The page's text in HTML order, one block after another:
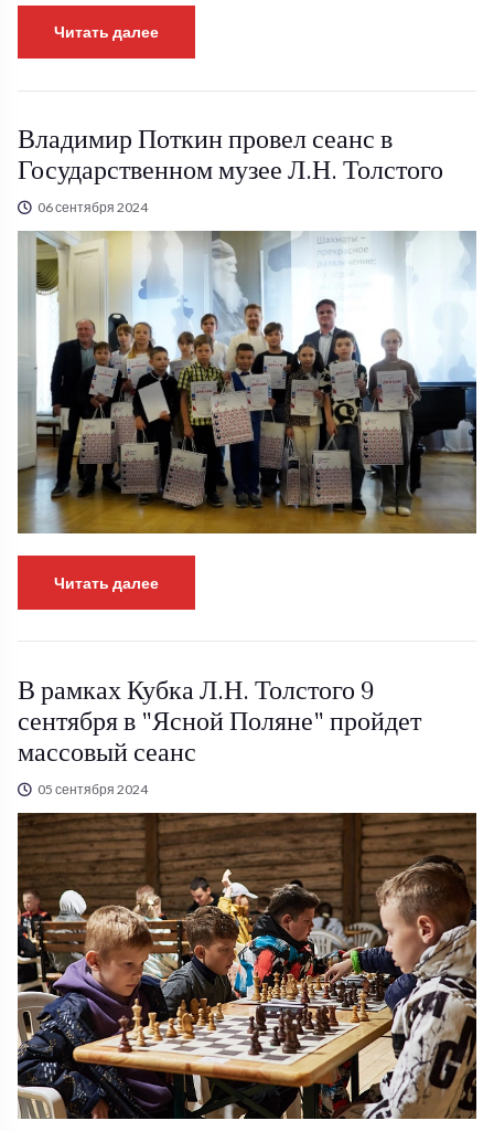
Читать далее
Владимир Поткин провел сеанс в
Государственном музее Л.Н. Толстого
06 сентября 2024
Читать далее
В рамках Кубка Л.Н. Толстого 9
сентября в "Ясной Поляне" пройдет
массовый сеанс
05 сентября 2024